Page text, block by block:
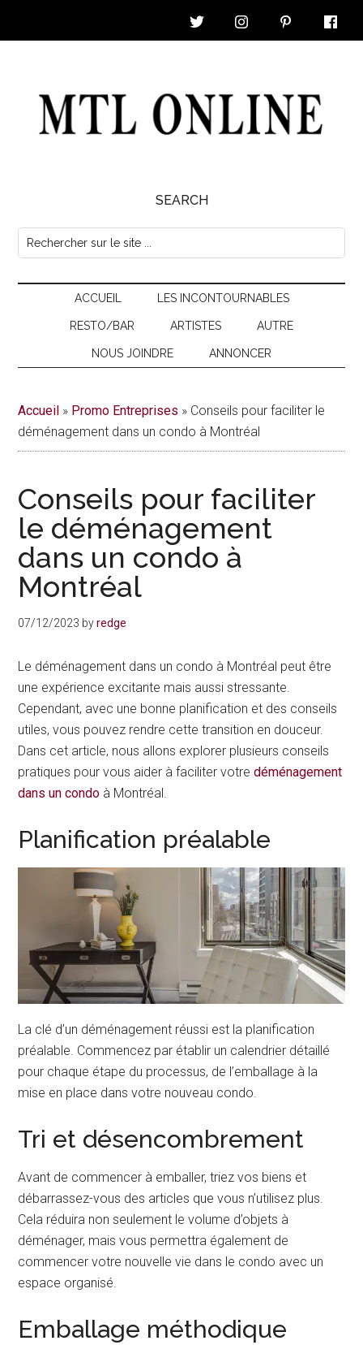
Online
|
Nouvelles
de
vie
urbaine
à
Montréal
SEARCH
Rechercher
sur
le
ACCUEIL LES INCONTOURNABLES
RESTO/BAR ARTISTES AUTRE
NOUS JOINDRE ANNONCER
Accueil » Promo Entreprises » Conseils pour faciliter le
déménagement dans un condo à Montréal
Conseils pour faciliter
le déménagement
dans un condo à
Montréal
07/12/2023 byredge
Le déménagement dans un condo à Montréal peut être
une expérience excitante mais aussi stressante.
Cependant, avec une bonne planification et des conseils
utiles, vous pouvez rendre cette transition en douceur.
Dans cet article, nous allons explorer plusieurs conseils
pratiques pour vous aider à faciliter votredéménagement
dans un condo à Montréal.
Planification préalable
La clé d’un déménagement réussi est la planification
préalable. Commencez par établir un calendrier détaillé
pour chaque étape du processus, de l’emballage à la
mise en place dans votre nouveau condo.
Tri et désencombrement
Avant de commencer à emballer, triez vos biens et
débarrassez-vous des articles que vous n’utilisez plus.
Cela réduira non seulement le volume d’objets à
déménager, mais vous permettra également de
commencer votre nouvelle vie dans le condo avec un
espace organisé.
Emballage méthodique